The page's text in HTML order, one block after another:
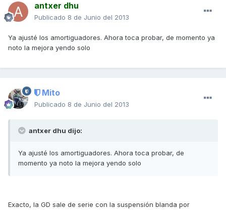
antxer dhu
Publicado 8 de Junio del 2013
Ya ajusté los amortiguadores. Ahora toca probar, de momento ya
noto la mejora yendo solo
Mito
Publicado 8 de Junio del 2013
antxer dhu dijo:
Ya ajusté los amortiguadores. Ahora toca probar, de
momento ya noto la mejora yendo solo
Exacto, la GD sale de serie con la suspensión blanda por